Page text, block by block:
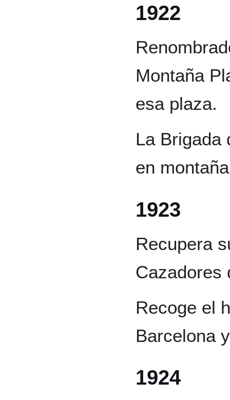
1922
Montaña
esa plaza.
La Brigada
en
1923
Recupera
Cazadores
Recoge el
Barcelona
1924